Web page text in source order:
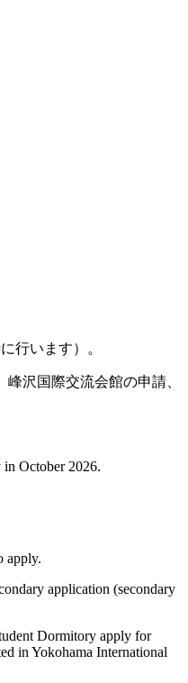
行います）。
沢国際交流会館の申請、
in October 2026.
apply.
application (secondary
Dormitory apply for
in Yokohama International